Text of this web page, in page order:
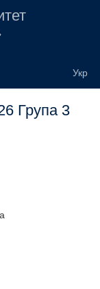
Група 3